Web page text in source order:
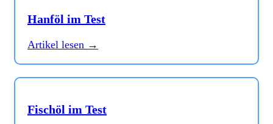
Hanföl im Test
Artikel lesen →
Fischöl im Test